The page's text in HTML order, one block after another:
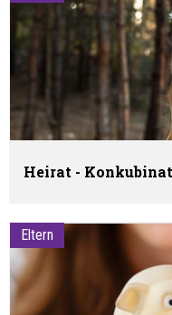
Heirat - Konkubinat
Eltern